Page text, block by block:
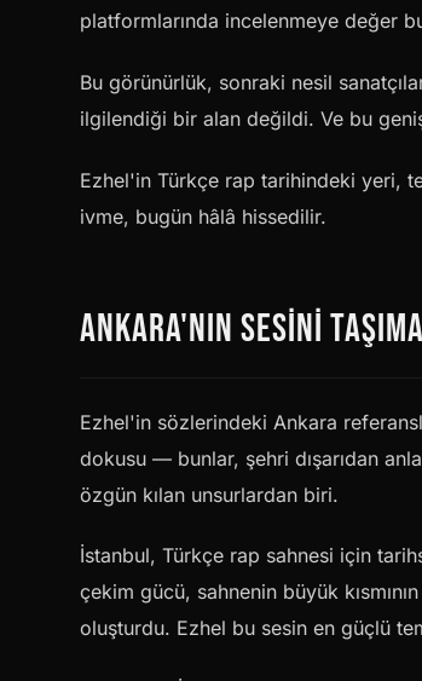
platformlarında incelenmeye değer
Bu görünürlük, sonraki nesil
ilgilendiği bir alan değildi. Ve bu
Ezhel'in Türkçe rap tarihindeki yeri,
ivme, bugün hâlâ hissedilir.
ANKARA'NIN SESINI
Ezhel'in sözlerindeki Ankara
dokusu — bunlar, şehri dışarıdan
özgün kılan unsurlardan biri.
İstanbul, Türkçe rap sahnesi için
çekim gücü, sahnenin büyük
oluşturdu. Ezhel bu sesin en güçlü